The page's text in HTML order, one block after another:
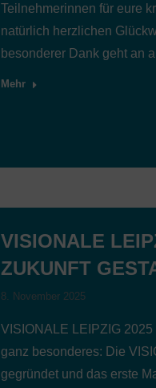
Teilnehmerinnen für eure
natürlich herzlichen
besonderer Dank geht an
Mehr
VISIONALE
ZUKUNFT
8. November 2025
VISIONALE LEIPZIG
ganz besonderes: Die
gegründet und das erste